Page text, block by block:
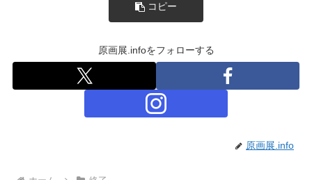
コピー
原画展.infoをフォローする
原画展.info